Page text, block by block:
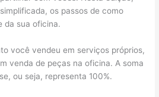
os passos de como
da sua oficina.
você vendeu em serviços próprios,
venda de peças na oficina. A soma
ou seja, representa 100%.